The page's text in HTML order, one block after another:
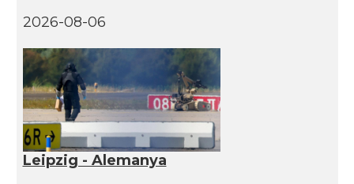
2026-08-06
Leipzig - Alemanya